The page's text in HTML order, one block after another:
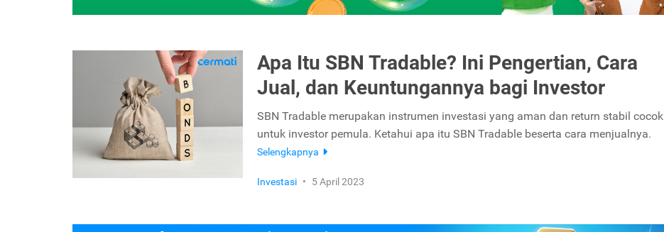
Apa Itu SBN Tradable? Ini Pengertian, Cara
Jual, dan Keuntungannya bagi Investor
SBN Tradable merupakan instrumen investasi yang aman dan return stabil cocok
untuk investor pemula. Ketahui apa itu SBN Tradable beserta cara menjualnya.
Selengkapnya
Investasi • 5 April 2023